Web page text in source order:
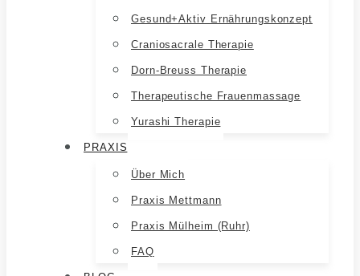
Gesund+aktiv Ernährungskonzept
Craniosacrale Therapie
Dorn-Breuss Therapie
Therapeutische Frauenmassage
Yurashi Therapie
PRAXIS
Über Mich
Praxis Mettmann
Praxis Mülheim (Ruhr)
FAQ